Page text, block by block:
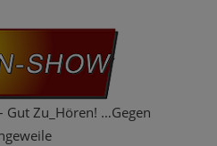
Gut Zu_Hören! …Gegen